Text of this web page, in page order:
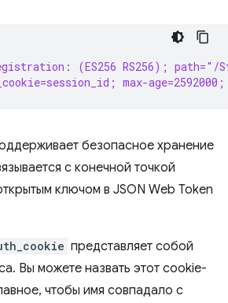
(ES256 RS256); path="/
max-
безопасное хранение
с конечной точкой
ключом в JSON Web Token
представляет собой
Вы можете назвать этот cookie-
чтобы имя совпадало с